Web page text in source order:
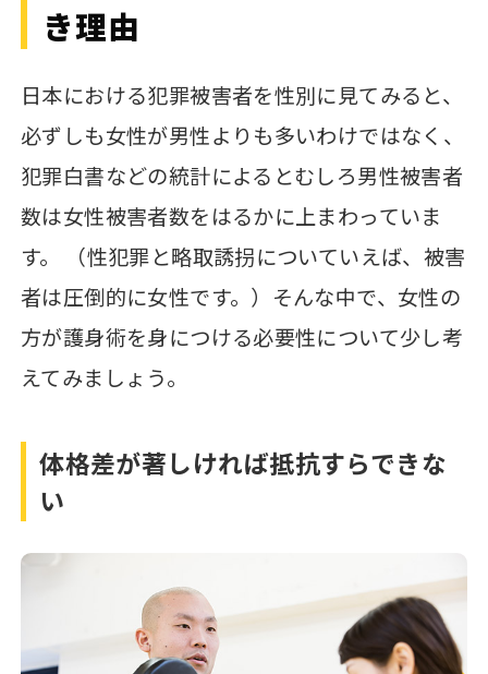
き理由
日本における犯罪被害者を性別に見てみると、
必ずしも女性が男性よりも多いわけではなく、
犯罪白書などの統計によるとむしろ男性被害者
数は女性被害者数をはるかに上まわっていま
す。 （性犯罪と略取誘拐についていえば、被害
者は圧倒的に女性です。）そんな中で、女性の
方が護身術を身につける必要性について少し考
えてみましょう。
体格差が著しければ抵抗すらできな
い